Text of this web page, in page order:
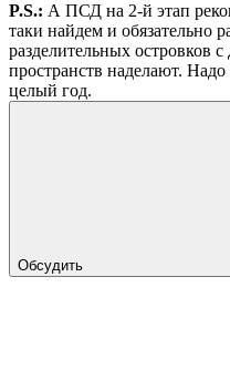
P.S.: А ПСД на 2-й этап
таки найдем и обязательно
разделительных островков
пространств наделают.
целый год.
Обсудить